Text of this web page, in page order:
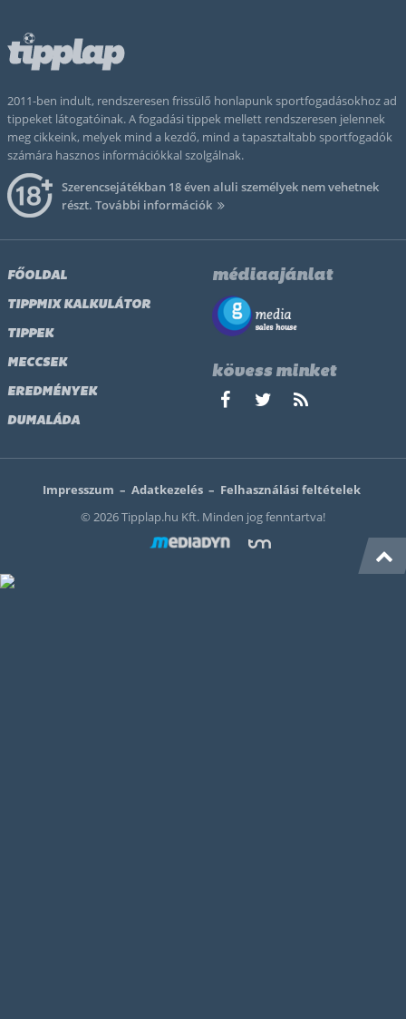
2011-ben indult, rendszeresen frissülő honlapunk sportfogadásokhoz ad
tippeket látogatóinak. A fogadási tippek mellett rendszeresen jelennek
meg cikkeink, melyek mind a kezdő, mind a tapasztaltabb sportfogadók
számára hasznos információkkal szolgálnak.
Szerencsejátékban 18 éven aluli személyek nem vehetnek
részt. További információk
FŐOLDAL
TIPPMIX KALKULÁTOR
TIPPEK
MECCSEK
EREDMÉNYEK
DUMALÁDA
médiaajánlat
kövess minket
Impresszum – Adatkezelés – Felhasználási feltételek
© 2026 Tipplap.hu Kft. Minden jog fenntartva!